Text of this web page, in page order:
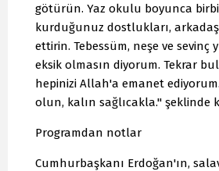
götürün. Yaz okulu boyunca
kurduğunuz dostlukları,
ettirin. Tebessüm, neşe ve sevinç
eksik olmasın diyorum. Tekrar
hepinizi Allah'a emanet
olun, kalın sağlıcakla." şeklinde
Programdan notlar
Cumhurbaşkanı Erdoğan'ın,